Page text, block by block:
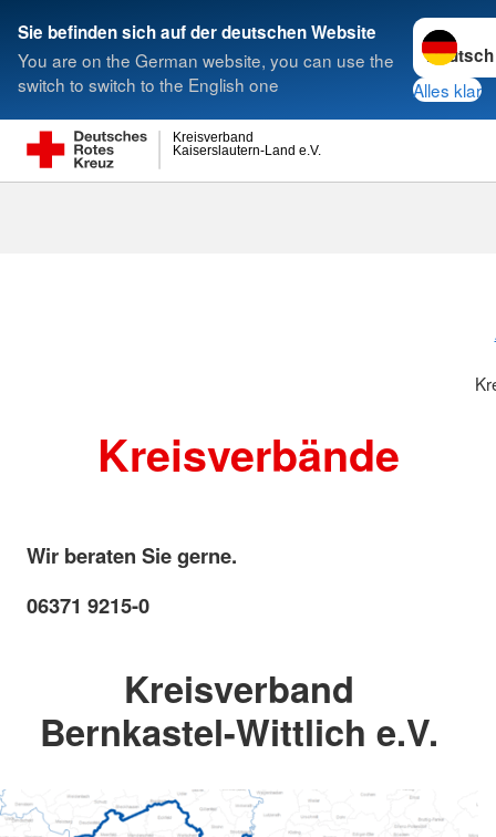
Sie befinden sich auf der deutschen Website
You are on the German website, you can use the
switch to switch to the English one
Sprache
Alles klar
Kaiserslautern-Land e.V.
Kreisverband
Suche
Kreisverbände
Wir beraten Sie gerne.
06371 9215-0
Kreisverband
Bernkastel-Wittlich e.V.